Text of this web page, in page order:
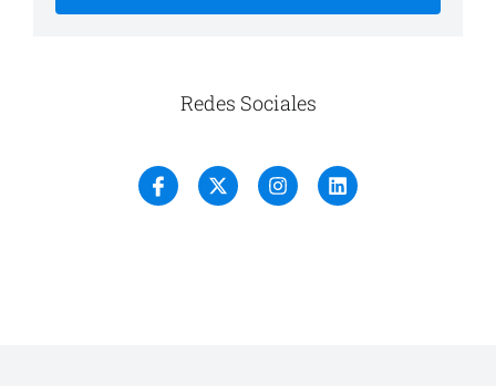
Redes Sociales